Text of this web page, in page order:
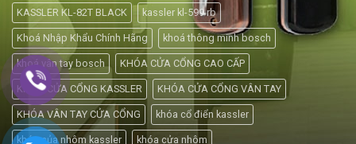
KASSLER KL-82T BLACK kassler kl-599 rb
Khoá Nhập Khẩu Chính Hãng khoá thông minh bosch
khoá vân tay bosch KHÓA CỬA CỔNG CAO CẤP
KHÓA CỬA CỔNG KASSLER KHÓA CỬA CỔNG VÂN TAY
KHÓA VÂN TAY CỬA CỔNG khóa cổ điển kassler
khóa của nhôm kassler khóa cửa nhôm